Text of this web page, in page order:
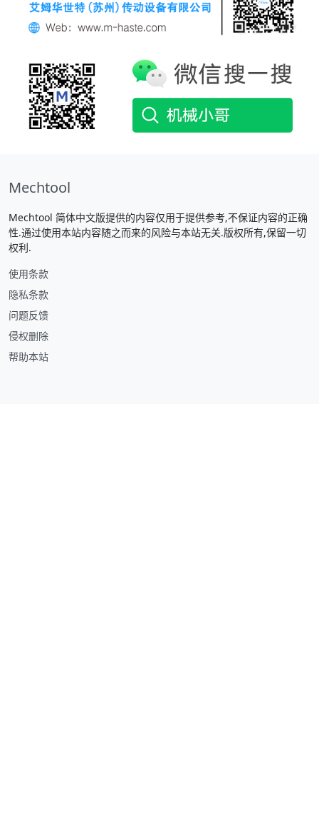
Mechtool
Mechtool 简体中文版提供的内容仅用于提供参考,不保证内容的正确
性.通过使用本站内容随之而来的风险与本站无关.版权所有,保留一切
权利.
使用条款
隐私条款
问题反馈
侵权删除
帮助本站